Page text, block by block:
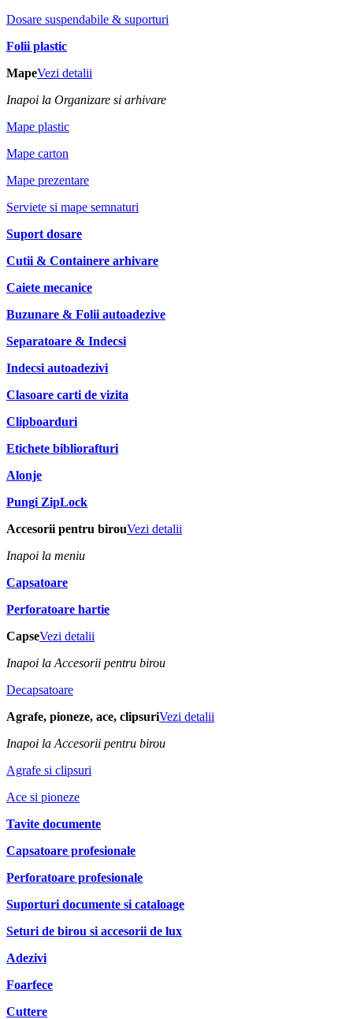
Dosare suspendabile & suporturi
Folii plastic
MapeVezi detalii
Inapoi la Organizare si arhivare
Mape plastic
Mape carton
Mape prezentare
Serviete si mape semnaturi
Suport dosare
Cutii & Containere arhivare
Caiete mecanice
Buzunare & Folii autoadezive
Separatoare & Indecsi
Indecsi autoadezivi
Clasoare carti de vizita
Clipboarduri
Etichete bibliorafturi
Alonje
Pungi ZipLock
Accesorii pentru birouVezi detalii
Inapoi la meniu
Capsatoare
Perforatoare hartie
CapseVezi detalii
Inapoi la Accesorii pentru birou
Decapsatoare
Agrafe, pioneze, ace, clipsuriVezi detalii
Inapoi la Accesorii pentru birou
Agrafe si clipsuri
Ace si pioneze
Tavite documente
Capsatoare profesionale
Perforatoare profesionale
Suporturi documente si cataloage
Seturi de birou si accesorii de lux
Adezivi
Foarfece
Cuttere